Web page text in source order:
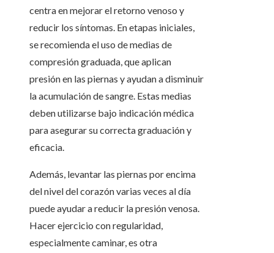
centra en mejorar el retorno venoso y
reducir los síntomas. En etapas iniciales,
se recomienda el uso de medias de
compresión graduada, que aplican
presión en las piernas y ayudan a disminuir
la acumulación de sangre. Estas medias
deben utilizarse bajo indicación médica
para asegurar su correcta graduación y
eficacia.
Además, levantar las piernas por encima
del nivel del corazón varias veces al día
puede ayudar a reducir la presión venosa.
Hacer ejercicio con regularidad,
especialmente caminar, es otra